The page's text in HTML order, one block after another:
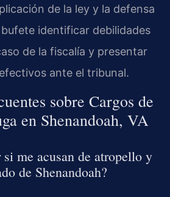
de la ley y la defensa
identificar debilidades
de la fiscalía y presentar
ante el tribunal.
sobre Cargos de
en Shenandoah, VA
si me acusan de atropello y
de Shenandoah?